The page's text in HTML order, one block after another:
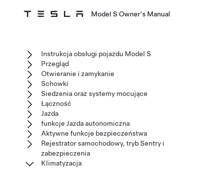
Model S Owner's Manual
Instrukcja obsługi pojazdu Model S
Przegląd
Otwieranie i zamykanie
Schowki
Siedzenia oraz systemy mocujące
Łączność
Jazda
funkcje Jazda autonomiczna
Aktywne funkcje bezpieczeństwa
Rejestrator samochodowy, tryb Sentry i
zabezpieczenia
Klimatyzacja